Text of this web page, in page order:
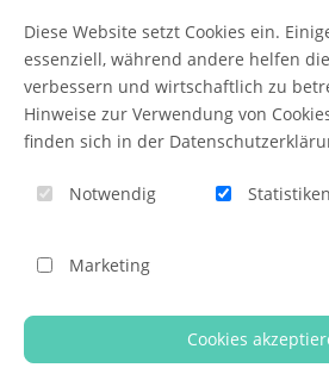
QUIQQER
Themen-Übersicht
Impressum
Diese Website setzt Cookies ein.
essenziell, während andere helfen
verbessern und wirtschaftlich zu
Hinweise zur Verwendung von
finden sich in der
Notwendig Statistiken
Marketing
Cookies